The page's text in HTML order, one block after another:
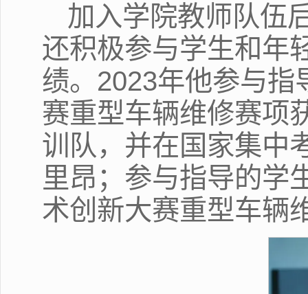
加入学院教师队伍
还积极参与学生和年
绩。2023年他参与指
赛重型车辆维修赛项
训队，并在国家集中
里昂；参与指导的学
术创新大赛重型车辆